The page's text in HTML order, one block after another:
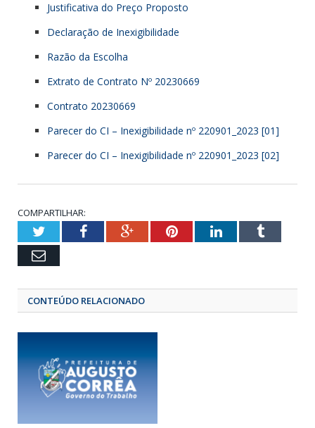
Justificativa do Preço Proposto
Declaração de Inexigibilidade
Razão da Escolha
Extrato de Contrato Nº 20230669
Contrato 20230669
Parecer do CI – Inexigibilidade nº 220901_2023 [01]
Parecer do CI – Inexigibilidade nº 220901_2023 [02]
COMPARTILHAR:
TwitterFacebookGoogle+Pinterest
LinkedIn
Email
CONTEÚDO RELACIONADO